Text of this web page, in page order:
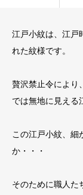
江戸小紋は、江戸
れた紋様です。
贅沢禁止令により
では無地に見える
この江戸小紋、細
か・・・
そのために職人た